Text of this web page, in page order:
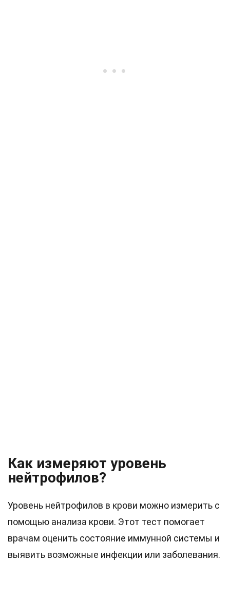
Как измеряют уровень
нейтрофилов?
Уровень нейтрофилов в крови можно измерить с
помощью анализа крови. Этот тест помогает
врачам оценить состояние иммунной системы и
выявить возможные инфекции или заболевания.